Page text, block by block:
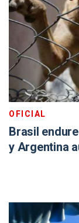
OFICIAL
Brasil
y Argentina